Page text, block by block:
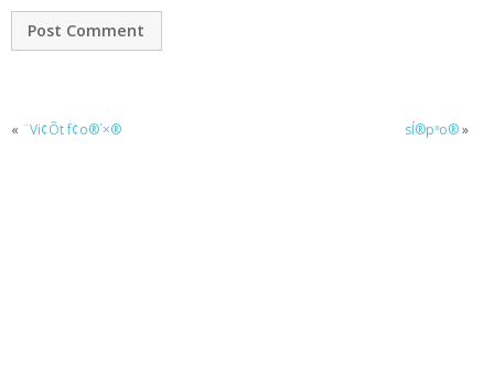
« ¨Vi¢Õt f¢o®´×® sÍ®pªo®»